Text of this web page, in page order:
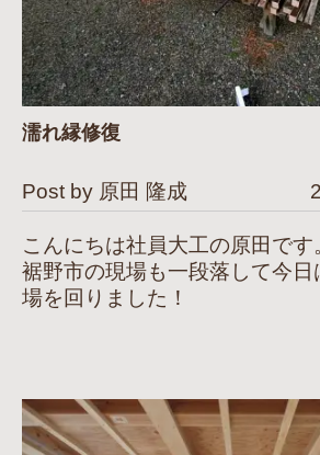
濡れ縁修復
Post by 原田 隆成
こんにちは社員大工の原田です
裾野市の現場も一段落して今
場を回りました！